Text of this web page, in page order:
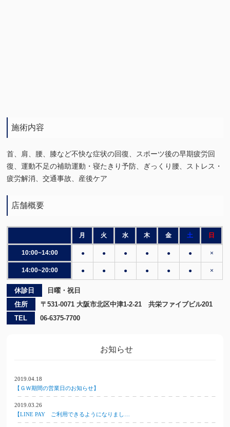
施術内容
首、肩、腰、膝など不快な症状の回復、スポーツ後の早期疲労回
復、運動不足の補助運動・寝たきり予防、ぎっくり腰、ストレス・
疲労解消、交通事故、産後ケア
店舗概要
月 火 水 木 金 土 日
10:00~14:00 ● ● ● ● ● ● ×
14:00~20:00 ● ● ● ● ● ● ×
休診日
日曜・祝日
住所
〒531-0071 大阪市北区中津1-2-21 共栄ファイブビル201
TEL
06-6375-7700
お知らせ
2019.04.18
【ＧＷ期間の営業日のお知らせ】
2019.03.26
【LINE PAY ご利用できるようになりまし…